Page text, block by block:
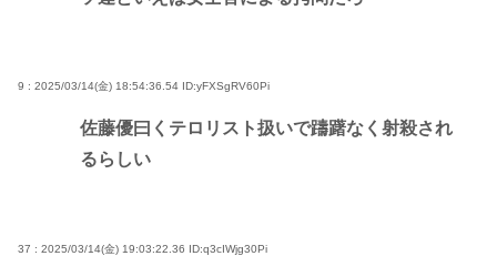
9 : 2025/03/14(金) 18:54:36.54 ID:yFXSgRV60Pi
佐藤優曰くテロリスト扱いで躊躇なく射殺され
るらしい
37 : 2025/03/14(金) 19:03:22.36 ID:q3cIWjg30Pi